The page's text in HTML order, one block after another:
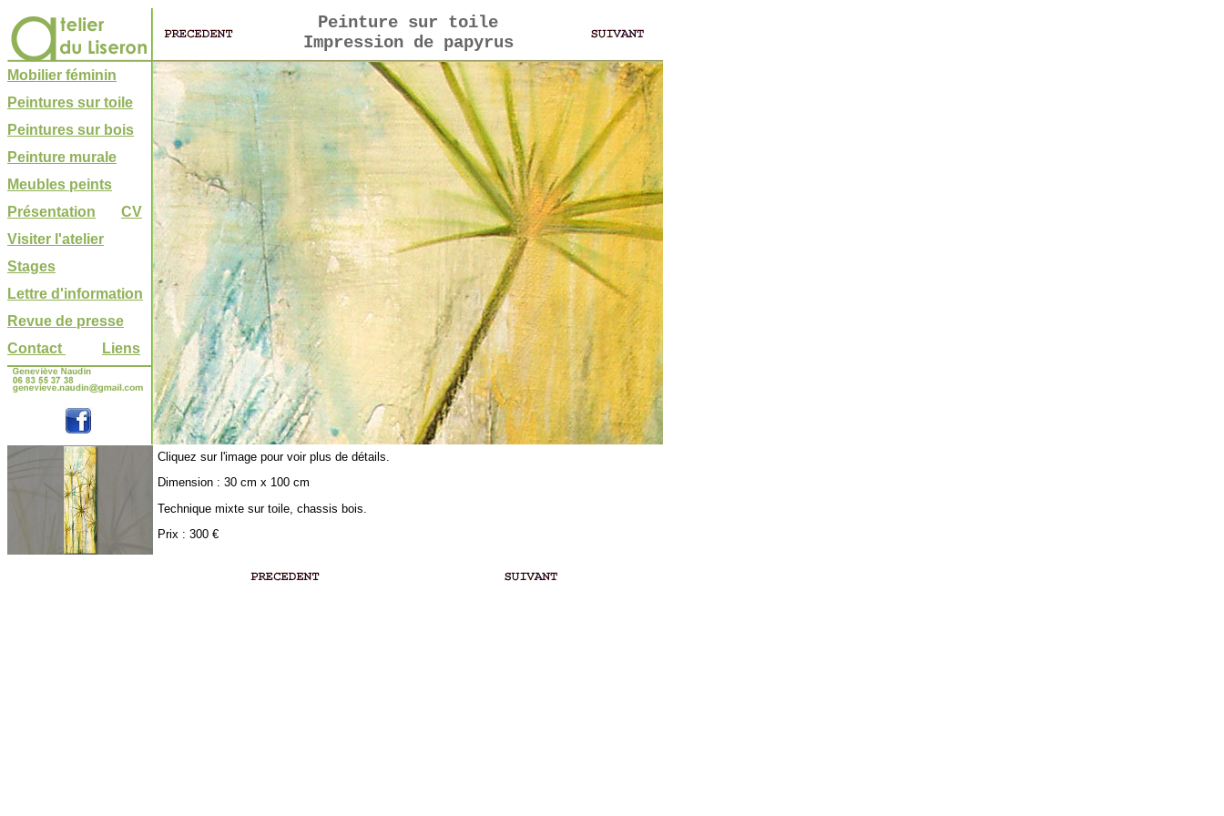
Peinture sur toile
Impression de papyrus
Mobilier féminin
Peintures sur toile
Peintures sur bois
Peinture murale
Meubles peints
Présentation
CV
Visiter l'atelier
Stages
Lettre d'information
Revue de presse
Contact
Liens
Cliquez sur l'image pour voir plus de détails.
Dimension : 30 cm x 100 cm
Technique mixte sur toile, chassis bois.
Prix : 300 €